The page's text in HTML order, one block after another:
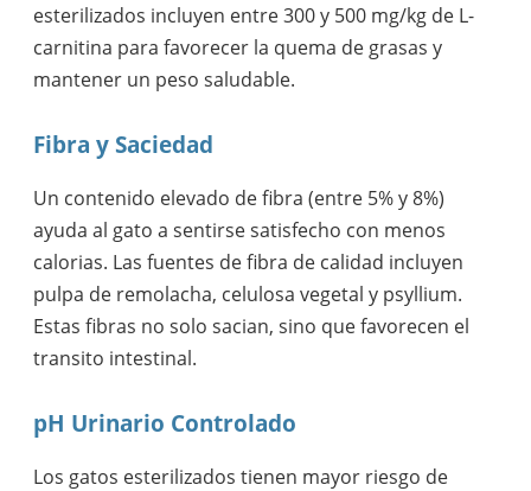
esterilizados incluyen entre 300 y 500 mg/kg de L-
carnitina para favorecer la quema de grasas y
mantener un peso saludable.
Fibra y Saciedad
Un contenido elevado de fibra (entre 5% y 8%)
ayuda al gato a sentirse satisfecho con menos
calorias. Las fuentes de fibra de calidad incluyen
pulpa de remolacha, celulosa vegetal y psyllium.
Estas fibras no solo sacian, sino que favorecen el
transito intestinal.
pH Urinario Controlado
Los gatos esterilizados tienen mayor riesgo de